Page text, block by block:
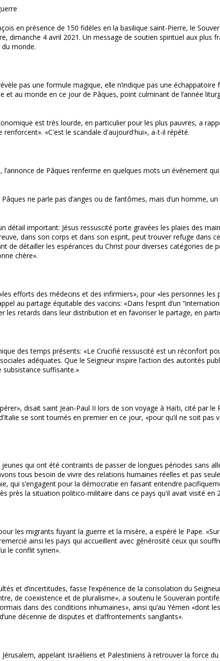
en présence de 150 fidèles en la basilique saint-Pierre, le
dimanche 4 avril 2021. Un message de soutien spirituel aux plus
monde.
pas une formule magique, elle n’indique pas une
et au monde en ce jour de Pâques, point culminant de l’année
est très lourde, en particulier pour les plus pauvres, a
«C'est le scandale d'aujourd'hui», a-t-il répété.
de Pâques renferme en quelques mots un événement
ne parle pas d’anges ou de fantômes, mais d’un homme,
détail important: Jésus ressuscité porte gravées les plaies des
dans son corps et dans son esprit, peut trouver refuge dans
de détailler les espérances du Christ pour diverses catégories
chère».
efforts des médecins et des infirmiers», pour «les personnes
au partage équitable des vaccins: «Dans l’esprit d’un
retards dans leur distribution et en favoriser le partage, en
des temps présents: «Le Crucifié ressuscité est un réconfort
adéquates. Que le Seigneur inspire l’action des autorités
suffisante.»
disait saint Jean-Paul II lors de son voyage à Haïti, cité par le
se sont tournés en premier en ce jour, «pour qu’il ne soit pas
qui ont été contraints de passer de longues périodes sans
tous besoin de vivre des relations humaines réelles et pas
qui s’engagent pour la démocratie en faisant entendre
près la situation politico-militaire dans ce pays qu'il avait visité en
les migrants fuyant la guerre et la misère, a espéré le Pape.
ainsi les pays qui accueillent avec générosité ceux qui
le conflit syrien».
et d’incertitudes, fasse l’expérience de la consolation du
de coexistence et de pluralisme», a soutenu le Souverain
dans des conditions inhumaines», ainsi qu’au Yémen «dont
décennie de disputes et d’affrontements sanglants».
appelant Israéliens et Palestiniens à retrouver la force